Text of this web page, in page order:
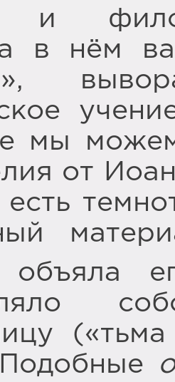
и
в нём
мы
от